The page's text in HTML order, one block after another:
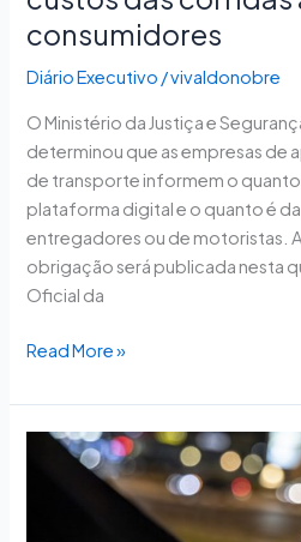
consumidores
Diário Executivo /vivaldonobre
O Ministério da Justiça e
determinou que as empresas de
de transporte informem o
plataforma digital e o quanto é
entregadores ou de motoristas.
obrigação será publicada nesta
Oficial da
Read More »
Votação